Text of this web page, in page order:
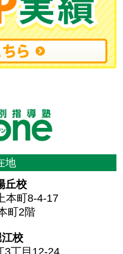
地
丘校
本町8-4-17
町2階
校
3丁目12-24